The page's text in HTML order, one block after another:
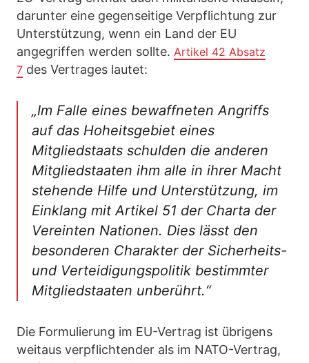
darunter eine gegenseitige Verpflichtung zur
Unterstützung, wenn ein Land der EU
angegriffen werden sollte. Artikel 42 Absatz
7 des Vertrages lautet:
„Im Falle eines bewaffneten Angriffs
auf das Hoheitsgebiet eines
Mitgliedstaats schulden die anderen
Mitgliedstaaten ihm alle in ihrer Macht
stehende Hilfe und Unterstützung, im
Einklang mit Artikel 51 der Charta der
Vereinten Nationen. Dies lässt den
besonderen Charakter der Sicherheits-
und Verteidigungspolitik bestimmter
Mitgliedstaaten unberührt.“
Die Formulierung im EU-Vertrag ist übrigens
weitaus verpflichtender als im NATO-Vertrag,